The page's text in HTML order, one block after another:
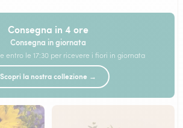
Consegna in 4 ore
Consegna in giornata
entro le 17:30 per ricevere i fiori in giornata
Scopri la nostra collezione →